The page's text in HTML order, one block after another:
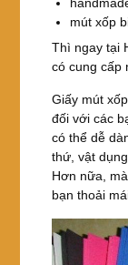
mút xốp
Thì ngay tại
có cung cấp
Giấy mút
đối với các
có thể dễ
thứ, vật
Hơn nữa,
bạn thoải